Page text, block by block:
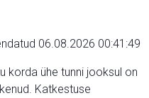
06.08.2026 00:41:49
korda ühe tunni jooksul on
Katkestuse